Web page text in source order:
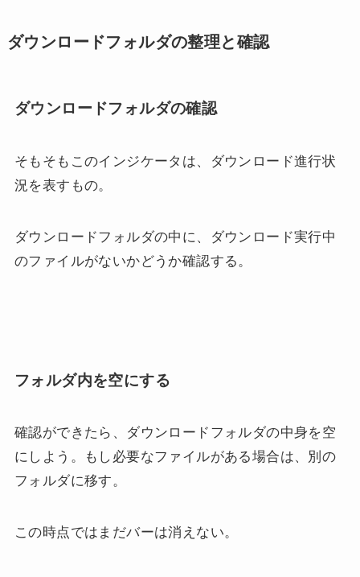
ダウンロードフォルダの整理と確認
ダウンロードフォルダの確認
そもそもこのインジケータは、ダウンロード進行状
況を表すもの。
ダウンロードフォルダの中に、ダウンロード実行中
のファイルがないかどうか確認する。
フォルダ内を空にする
確認ができたら、ダウンロードフォルダの中身を空
にしよう。もし必要なファイルがある場合は、別の
フォルダに移す。
この時点ではまだバーは消えない。